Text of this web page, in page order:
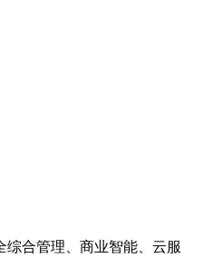
合管理、商业智能、云服